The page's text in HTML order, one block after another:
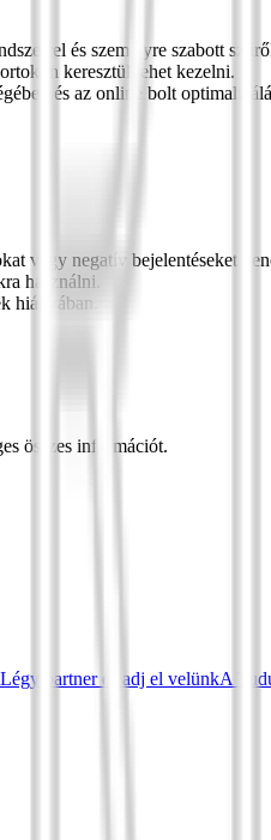
és személyre szabott
keresztül lehet kezelni.
és az online bolt
vagy negatív bejelentéseket
használni.
hiányában.
összes információt.
Légy partner és adj el velünkA